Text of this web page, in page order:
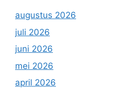
augustus 2026
juli 2026
juni 2026
mei 2026
april 2026